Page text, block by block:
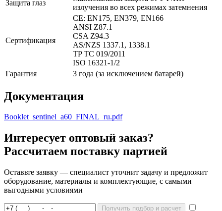
Защита глаз
излучения во всех режимах затемнения
Сертификация
CE: EN175, EN379, EN166
ANSI Z87.1
CSA Z94.3
AS/NZS 1337.1, 1338.1
TP TC 019/2011
ISO 16321-1/2
Гарантия
3 года (за исключением батарей)
Документация
Booklet_sentinel_a60_FINAL_ru.pdf
Интересует оптовый заказ?
Рассчитаем поставку партией
Оставьте заявку — специалист уточнит задачу и предложит
оборудование, материалы и комплектующие, с самыми
выгодными условиями
Получить подбор и расчет